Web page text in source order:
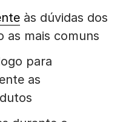
às dúvidas dos
as mais comuns
para
as